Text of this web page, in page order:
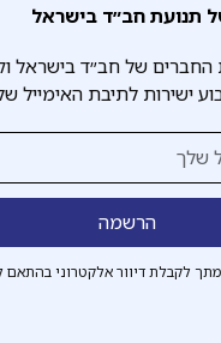
תנועת חב״ד בישראל
של חב״ד בישראל
ישירות לתיבת האימייל
לקבלת דיוור אלקטרוני בהתאם